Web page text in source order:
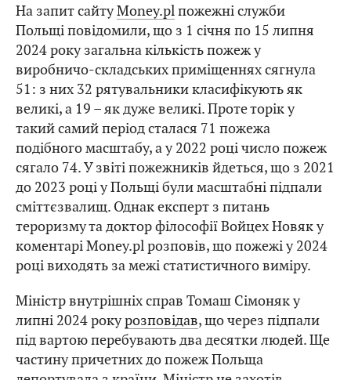
На запит сайтуMoney.pl пожежні служби
Польщі повідомили, що з 1 січня по 15 липня
2024 року загальна кількість пожеж у
виробничо-складських приміщеннях сягнула
51: з них 32 рятувальники класифікують як
великі, а 19 – як дуже великі. Проте торік у
такий самий період сталася 71 пожежа
подібного масштабу, а у 2022 році число пожеж
сягало 74. У звіті пожежників йдеться, що з 2021
до 2023 році у Польщі були масштабні підпали
сміттєзвалищ. Однак експерт з питань
тероризму та доктор філософії Войцех Новяк у
коментарі Money.pl розповів, що пожежі у 2024
році виходять за межі статистичного виміру.
Міністр внутрішніх справ Томаш Сімоняк у
липні 2024 рокурозповідав, що через підпали
під вартою перебувають два десятки людей. Ще
частину причетних до пожеж Польща